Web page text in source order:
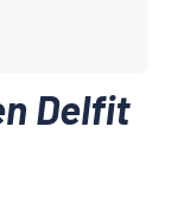
Delfit